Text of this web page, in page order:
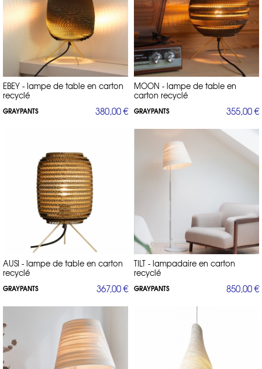
ainsi que lesicônes du design
, des pièces intemporelles qui ont
marqué l’histoire du mobilier.
EBEY - lampe de table en carton
recyclé
GRAYPANTS 380,00 €
MOON - lampe de table en
carton recyclé
GRAYPANTS 355,00 €
AUSI - lampe de table en carton
recyclé
GRAYPANTS 367,00 €
TILT - lampadaire en carton
recyclé
GRAYPANTS 850,00 €